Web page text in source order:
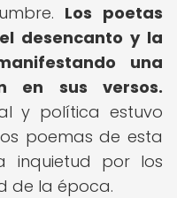
Los poetas
desencanto y la
una
en sus versos.
y política estuvo
poemas de esta
inquietud por los
de la época.